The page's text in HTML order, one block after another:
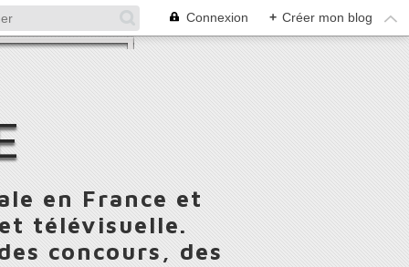
Connexion + Créer mon blog
en France et
télévisuelle.
concours, des